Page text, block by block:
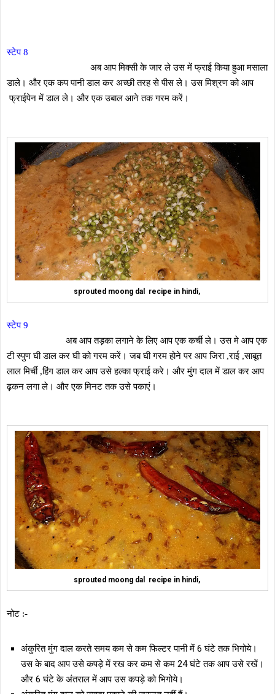
स्टेप 8
अब आप मिक्सी के जार ले उस में फ्राई किया हुआ मसाला
डाले। और एक कप पानी डाल कर अच्छी तरह से पीस ले। उस मिश्रण को आप
फ्राईपेन में डाल ले। और एक उबाल आने तक गरम करें।
sprouted moong dal recipe in hindi,
स्टेप 9
अब आप तड़का लगाने के लिए आप एक कर्ची ले। उस मे आप एक
टी स्पुण घी डाल कर घी को गरम करें। जब घी गरम होने पर आप जिरा ,राई ,साबूत
लाल मिर्ची ,हिंग डाल कर आप उसे हल्का फ्राई करे। और मुंग दाल में डाल कर आप
ढ़कन लगा ले। और एक मिनट तक उसे पकाएं।
sprouted moong dal recipe in hindi,
नोट :-
अंकुरित मुंग दाल करते समय कम से कम फिल्टर पानी में 6 घंटे तक भिगोये।
उस के बाद आप उसे कपड़े में रख कर कम से कम 24 घंटे तक आप उसे रखें।
और 6 घंटे के अंतराल में आप उस कपड़े को भिगोये।